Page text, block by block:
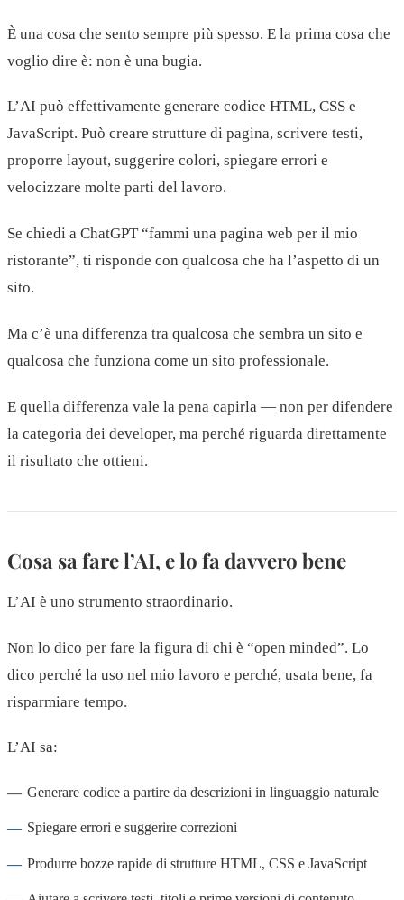
È una cosa che sento sempre più spesso. E la prima cosa che
voglio dire è: non è una bugia.
L’AI può effettivamente generare codice HTML, CSS e
JavaScript. Può creare strutture di pagina, scrivere testi,
proporre layout, suggerire colori, spiegare errori e
velocizzare molte parti del lavoro.
Se chiedi a ChatGPT “fammi una pagina web per il mio
ristorante”, ti risponde con qualcosa che ha l’aspetto di un
sito.
Ma c’è una differenza tra qualcosa che sembra un sito e
qualcosa che funziona come un sito professionale.
E quella differenza vale la pena capirla — non per difendere
la categoria dei developer, ma perché riguarda direttamente
il risultato che ottieni.
Cosa sa fare l’AI, e lo fa davvero bene
L’AI è uno strumento straordinario.
Non lo dico per fare la figura di chi è “open minded”. Lo
dico perché la uso nel mio lavoro e perché, usata bene, fa
risparmiare tempo.
L’AI sa:
Generare codice a partire da descrizioni in linguaggio naturale
Spiegare errori e suggerire correzioni
Produrre bozze rapide di strutture HTML, CSS e JavaScript